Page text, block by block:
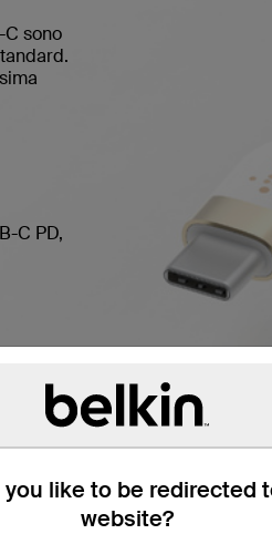
like to be redirected
website?
sono
C PD,